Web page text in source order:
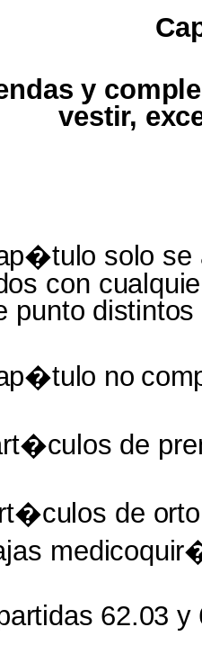
y
vestir,
solo se
con
punto distintos
no
de
de
62.03 y